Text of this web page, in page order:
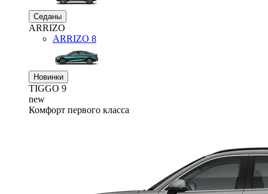
Седаны
ARRIZO
ARRIZO 8
Новинки
TIGGO 9
new
Комфорт первого класса